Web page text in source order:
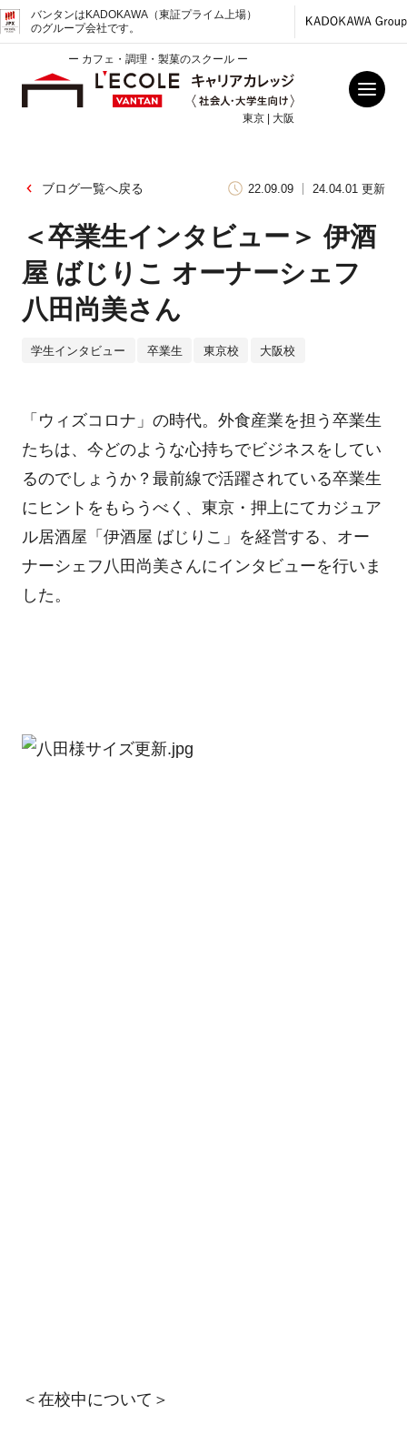
バンタンはKADOKAWA（東証プライム上場）
のグループ会社です。
ー カフェ・調理・製菓のスクール ー
東京 | 大阪
ブログ一覧へ戻る 22.09.09 24.04.01 更新
＜卒業生インタビュー＞ 伊酒
屋 ばじりこ オーナーシェフ
八田尚美さん
学生インタビュー 卒業生 東京校 大阪校
「ウィズコロナ」の時代。外食産業を担う卒業生
たちは、今どのような心持ちでビジネスをしてい
るのでしょうか？最前線で活躍されている卒業生
にヒントをもらうべく、東京・押上にてカジュア
ル居酒屋「伊酒屋 ばじりこ」を経営する、オー
ナーシェフ八田尚美さんにインタビューを行いま
した。
＜在校中について＞